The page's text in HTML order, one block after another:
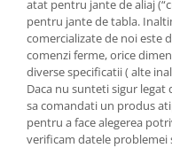
atat pentru jante de aliaj
pentru jante de tabla.
comercializate de noi este
comenzi ferme, orice
diverse specificatii ( alte
Daca nu sunteti sigur legat
sa comandati un produs
pentru a face alegerea
verificam datele problemei